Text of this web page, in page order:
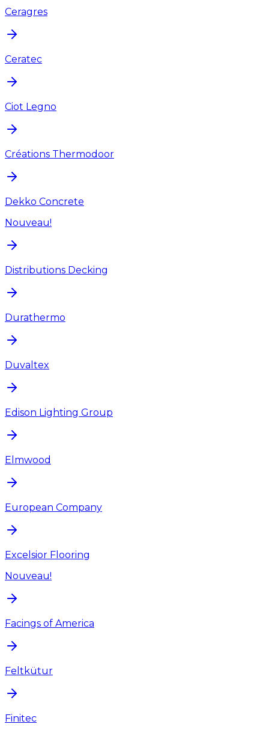
Ceragres
Ceratec
Ciot Legno
Créations Thermodoor
Dekko Concrete
Nouveau!
Distributions Decking
Durathermo
Duvaltex
Edison Lighting Group
Elmwood
European Company
Excelsior Flooring
Nouveau!
Facings of America
Feltkütur
Finitec